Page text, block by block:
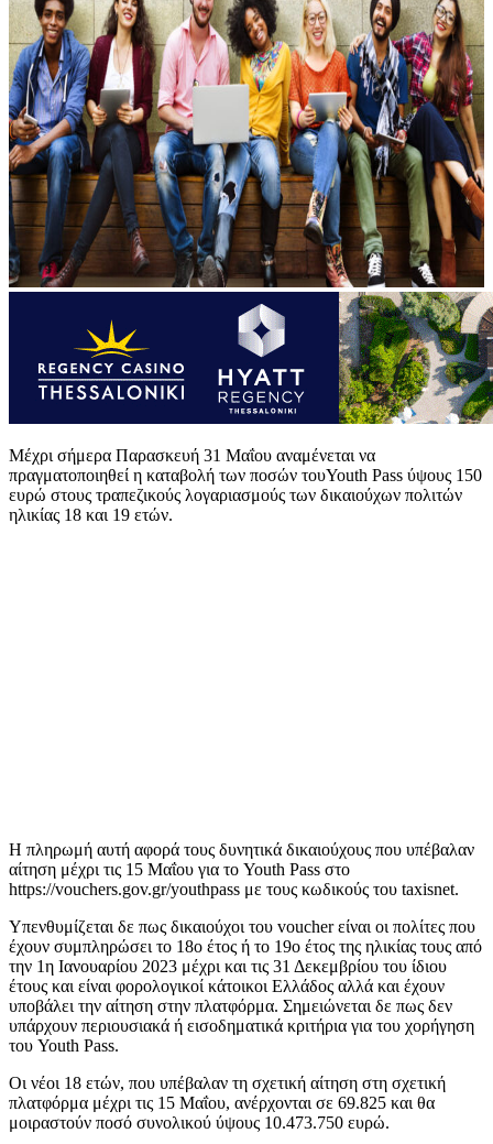
Mέχρι σήμερα Παρασκευή 31 Μαΐου αναμένεται να
πραγματοποιηθεί η καταβολή των ποσών τουYouth Pass ύψους 150
ευρώ στους τραπεζικούς λογαριασμούς των δικαιούχων πολιτών
ηλικίας 18 και 19 ετών.
Η πληρωμή αυτή αφορά τους δυνητικά δικαιούχους που υπέβαλαν
αίτηση μέχρι τις 15 Μαΐου για το Youth Pass στο
https://vouchers.gov.gr/youthpass με τους κωδικούς του taxisnet.
Υπενθυμίζεται δε πως δικαιούχοι του voucher είναι οι πολίτες που
έχουν συμπληρώσει το 18ο έτος ή το 19ο έτος της ηλικίας τους από
την 1η Ιανουαρίου 2023 μέχρι και τις 31 Δεκεμβρίου του ίδιου
έτους και είναι φορολογικοί κάτοικοι Ελλάδος αλλά και έχουν
υποβάλει την αίτηση στην πλατφόρμα. Σημειώνεται δε πως δεν
υπάρχουν περιουσιακά ή εισοδηματικά κριτήρια για του χορήγηση
του Youth Pass.
Οι νέοι 18 ετών, που υπέβαλαν τη σχετική αίτηση στη σχετική
πλατφόρμα μέχρι τις 15 Μαΐου, ανέρχονται σε 69.825 και θα
μοιραστούν ποσό συνολικού ύψους 10.473.750 ευρώ.